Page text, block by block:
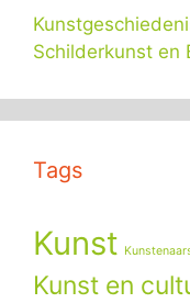
Schilderkunst en
Tags
Kunst
Kunst en